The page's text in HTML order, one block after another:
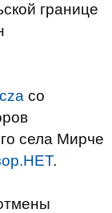
границе
со
села Мирче
.